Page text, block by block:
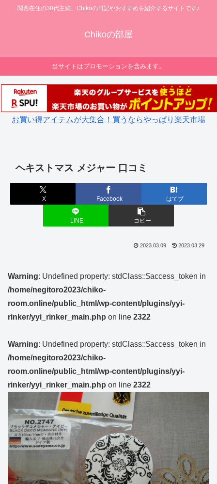
関西在住の30代主婦、Chikoの日記やおすすめを紹介するサイトです♪
Chikoの部屋
当サイトはプロモーションを含みます。
お買い得アイテムが大集合！買うならやっぱり楽天市場
ヘキストマス メジャー 口コミ
X Facebook はてブ
LINE コピー
2023.03.09 2023.03.29
Warning: Undefined property: stdClass::$access_token in
/home/negitoro2023/chiko-
room.online/public_html/wp-content/plugins/yyi-
rinker/yyi_rinker_main.php on line 2322
Warning: Undefined property: stdClass::$access_token in
/home/negitoro2023/chiko-
room.online/public_html/wp-content/plugins/yyi-
rinker/yyi_rinker_main.php on line 2322